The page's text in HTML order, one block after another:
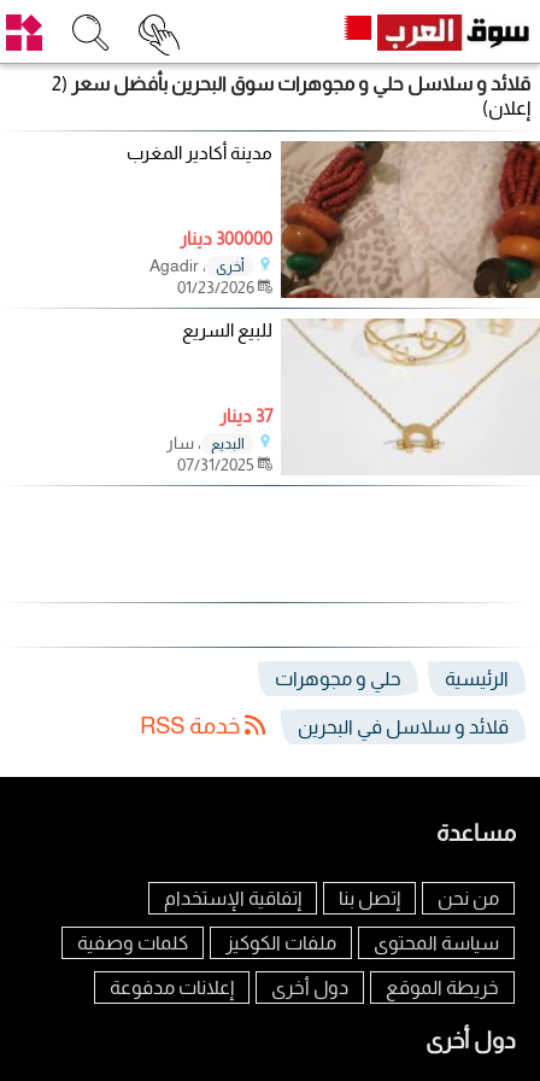
قلائد و سلاسل حلي و مجوهرات سوق البحرين بأفضل سعر
(2
إعلان)
مدينة أكادير المغرب
300000 دينار
أخرى
، Agadir
01/23/2026
للبيع السريع
37 دينار
البديع
، سار
الرئيسية حلي و مجوهرات
قلائد و سلاسل في البحرين خدمة RSS
مساعدة
من نحن إتصل بنا إتفاقية الإستخدام
سياسة المحتوى ملفات الكوكيز كلمات وصفية
خريطة الموقع دول أخرى إعلانات مدفوعة
دول أخرى